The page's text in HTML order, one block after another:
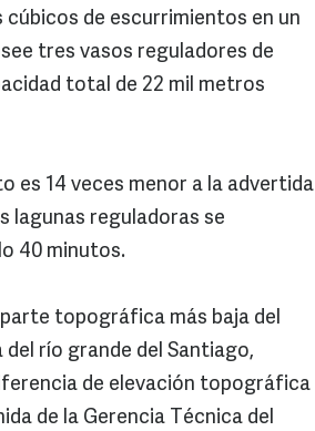
de escurrimientos en un
tres vasos reguladores de
total de 22 mil metros
es 14 veces menor a la advertida
lagunas reguladoras se
40 minutos.
topográfica más baja del
río grande del Santiago,
de elevación topográfica
de la Gerencia Técnica del